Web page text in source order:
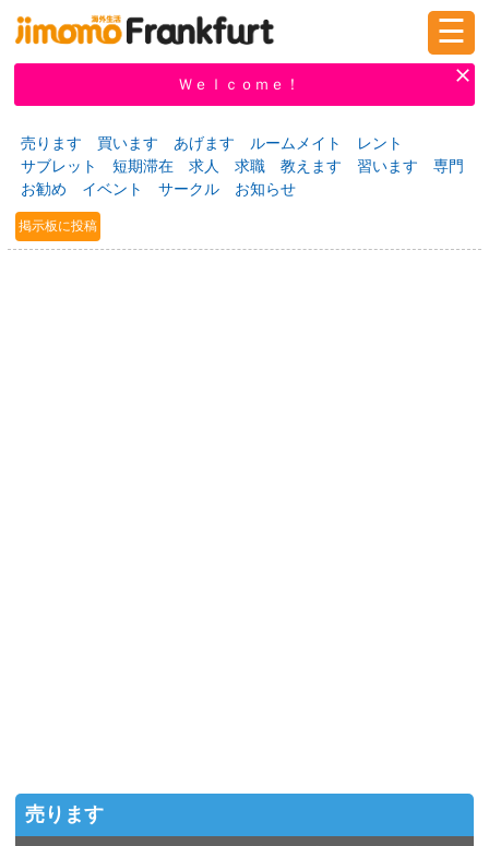
新規登録
掲示板 タウン情報 教えて！
ニュース イベント 求人
☰
Ｗｅｌｃｏｍｅ！
売ります 買います あげます ルームメイト
レント
サブレット
短期滞在 求人 求職 教えます 習います
専門
お勧め
イベント サークル お知らせ
掲示板に投稿
売ります